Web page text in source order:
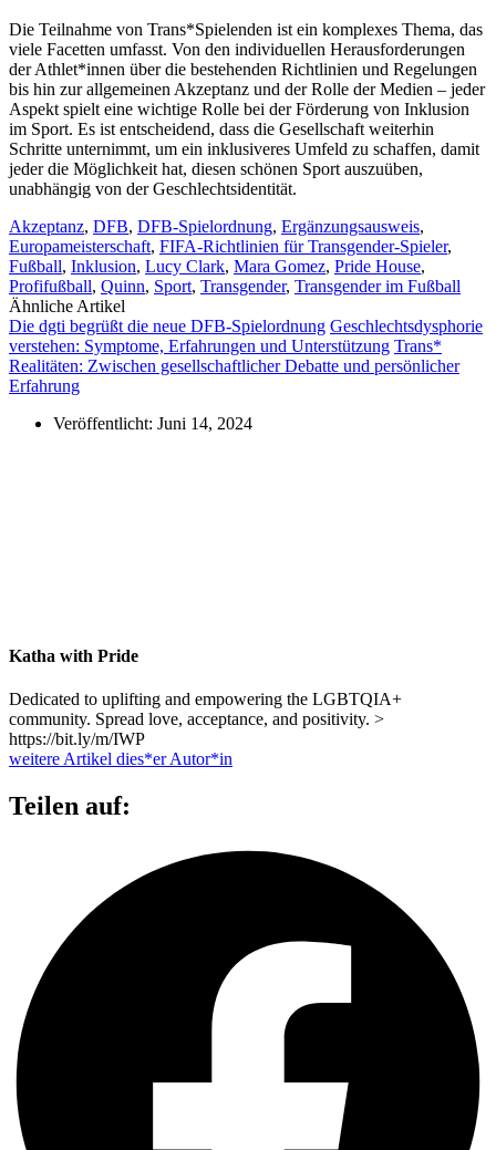
Die Teilnahme von Trans*Spielenden ist ein komplexes Thema, das
viele Facetten umfasst. Von den individuellen Herausforderungen
der Athlet*innen über die bestehenden Richtlinien und Regelungen
bis hin zur allgemeinen Akzeptanz und der Rolle der Medien – jeder
Aspekt spielt eine wichtige Rolle bei der Förderung von Inklusion
im Sport. Es ist entscheidend, dass die Gesellschaft weiterhin
Schritte unternimmt, um ein inklusiveres Umfeld zu schaffen, damit
jeder die Möglichkeit hat, diesen schönen Sport auszuüben,
unabhängig von der Geschlechtsidentität.
Akzeptanz, DFB, DFB-Spielordnung, Ergänzungsausweis,
Europameisterschaft, FIFA-Richtlinien für Transgender-Spieler,
Fußball, Inklusion, Lucy Clark, Mara Gomez, Pride House,
Profifußball, Quinn, Sport, Transgender, Transgender im Fußball
Ähnliche Artikel
Die dgti begrüßt die neue DFB-Spielordnung Geschlechtsdysphorie
verstehen: Symptome, Erfahrungen und Unterstützung Trans*
Realitäten: Zwischen gesellschaftlicher Debatte und persönlicher
Erfahrung
Veröffentlicht: Juni 14, 2024
Katha with Pride
Dedicated to uplifting and empowering the LGBTQIA+
community. Spread love, acceptance, and positivity. >
https://bit.ly/m/IWP
weitere Artikel dies*er Autor*in
Teilen auf: